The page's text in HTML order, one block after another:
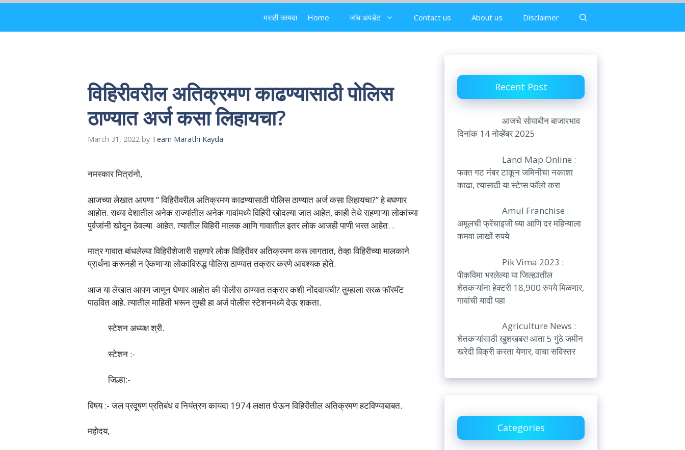
content
मराठी कायदा Home जॉब अपडेट Contact us About us Disclaimer
विहिरीवरील अतिक्रमण काढण्यासाठी पोलिस
ठाण्यात अर्ज कसा लिहायचा?
March 31, 2022 by Team Marathi Kayda
नमस्कार मित्रांनो,
आजच्या लेखात आपणा ” विहिरीवरील अतिक्रमण काढण्यासाठी पोलिस ठाण्यात अर्ज कसा लिहायचा?” हे बघणार
आहोत. सध्या देशातील अनेक राज्यांतील अनेक गावांमध्ये विहिरी खोदल्या जात आहेत, काही तेथे राहणाऱ्या लोकांच्या
पुर्वजांनी खोदून ठेवल्या आहेत. त्यातील विहिरी मालक आणि गावातील इतर लोक आजही पाणी भरत आहेत. .
मात्र गावात बांधलेल्या विहिरीशेजारी राहणारे लोक विहिरीवर अतिक्रमण करू लागतात, तेव्हा विहिरीच्या मालकाने
प्रार्थना करूनही न ऐकणाऱ्या लोकांविरुद्ध पोलिस ठाण्यात तक्रार करणे आवश्यक होते.
आज या लेखात आपण जाणून घेणार आहोत की पोलीस ठाण्यात तक्रार कशी नोंदवायची? तुम्हाला सरळ फॉरमॅट
पाठवित आहे. त्यातील माहिती भरून तुम्ही हा अर्ज पोलीस स्टेशनमध्ये देऊ शकता.
स्टेशन अध्यक्ष श्री.
स्टेशन :-
जिल्हा:-
विषय :- जल प्रदूषण प्रतिबंध व नियंत्रण कायदा 1974 लक्षात घेऊन विहिरीतील अतिक्रमण हटविण्याबाबत.
महोदय,
Recent Post
आजचे सोयाबीन बाजारभाव
दिनांक 14 नोव्हेंबर 2025
Land Map Online :
फक्त गट नंबर टाकून जमिनीचा नकाशा
काढा, त्यासाठी या स्टेप्स फॉलो करा
Amul Franchise :
अमूलची फ्रेंचाइजी घ्या आणि दर महिन्याला
कमवा लाखों रुपये
Pik Vima 2023 :
पीकविमा भरलेल्या या जिल्ह्यातील
शेतकऱ्यांना हेक्टरी 18,900 रुपये मिळणार,
गावांची यादी पहा
Agriculture News :
शेतकऱ्यांसाठी खुशखबर! आता 5 गुंठे जमीन
खरेदी विक्री करता येणार, वाचा सविस्तर
Categories